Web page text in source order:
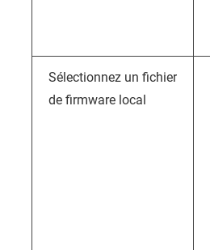
Sélectionnez un fichier
de firmware local